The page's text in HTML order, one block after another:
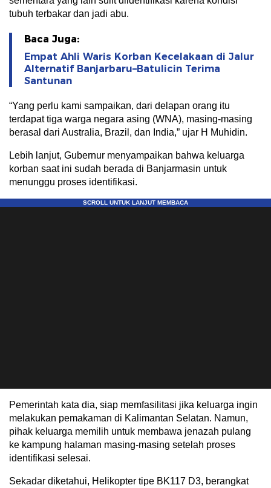
tubuh terbakar dan jadi abu.
Baca Juga:
Empat Ahli Waris Korban Kecelakaan di Jalur
Alternatif Banjarbaru–Batulicin Terima
Santunan
“Yang perlu kami sampaikan, dari delapan orang itu
terdapat tiga warga negara asing (WNA), masing-masing
berasal dari Australia, Brazil, dan India,” ujar H Muhidin.
Lebih lanjut, Gubernur menyampaikan bahwa keluarga
korban saat ini sudah berada di Banjarmasin untuk
menunggu proses identifikasi.
Pemerintah kata dia, siap memfasilitasi jika keluarga ingin
melakukan pemakaman di Kalimantan Selatan. Namun,
pihak keluarga memilih untuk membawa jenazah pulang
ke kampung halaman masing-masing setelah proses
identifikasi selesai.
Sekadar diketahui, Helikopter tipe BK117 D3, berangkat